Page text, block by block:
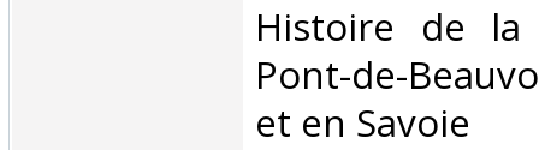
‎Histoire de la
Pont-de-
et en Savoie‎